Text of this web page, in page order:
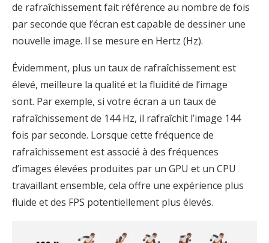
de rafraîchissement fait référence au nombre de fois
par seconde que l’écran est capable de dessiner une
nouvelle image. Il se mesure en Hertz (Hz).
Évidemment, plus un taux de rafraîchissement est
élevé, meilleure la qualité et la fluidité de l’image
sont. Par exemple, si votre écran a un taux de
rafraîchissement de 144 Hz, il rafraîchit l’image 144
fois par seconde. Lorsque cette fréquence de
rafraîchissement est associé à des fréquences
d’images élevées produites par un GPU et un CPU
travaillant ensemble, cela offre une expérience plus
fluide et des FPS potentiellement plus élevés.